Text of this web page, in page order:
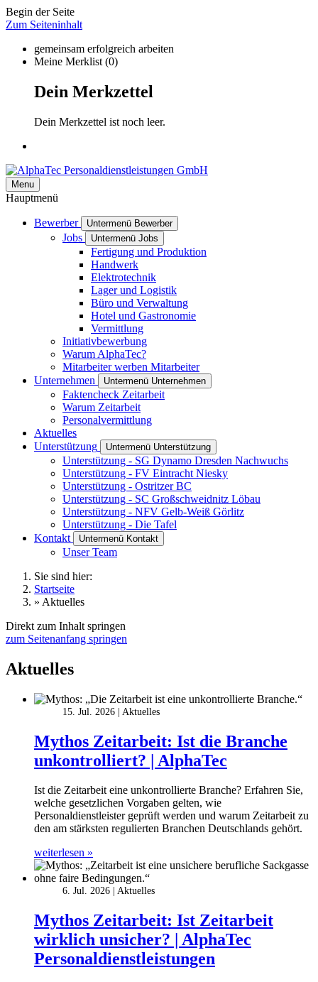
Begin der Seite
Zum Seiteninhalt
gemeinsam erfolgreich arbeiten
Meine Merklist (0)
Dein Merkzettel
Dein Merkzettel ist noch leer.
Menu
Hauptmenü
Bewerber Untermenü Bewerber
Jobs Untermenü Jobs
Fertigung und Produktion
Handwerk
Elektrotechnik
Lager und Logistik
Büro und Verwaltung
Hotel und Gastronomie
Vermittlung
Initiativbewerbung
Warum AlphaTec?
Mitarbeiter werben Mitarbeiter
Unternehmen
Untermenü Unternehmen
Faktencheck Zeitarbeit
Warum Zeitarbeit
Personalvermittlung
Aktuelles
Unterstützung
Untermenü Unterstützung
Unterstützung - SG Dynamo Dresden Nachwuchs
Unterstützung - FV Eintracht Niesky
Unterstützung - Ostritzer BC
Unterstützung - SC Großschweidnitz Löbau
Unterstützung - NFV Gelb-Weiß Görlitz
Unterstützung - Die Tafel
Kontakt
Untermenü Kontakt
Unser Team
Sie sind hier:
Startseite
» Aktuelles
Direkt zum Inhalt springen
zum Seitenanfang springen
Aktuelles
15. Jul. 2026 Aktuelles
Mythos Zeitarbeit: Ist die Branche
unkontrolliert? | AlphaTec
Ist die Zeitarbeit eine unkontrollierte Branche? Erfahren Sie,
welche gesetzlichen Vorgaben gelten, wie
Personaldienstleister geprüft werden und warum Zeitarbeit zu
den am stärksten regulierten Branchen Deutschlands gehört.
weiterlesen »
6. Jul. 2026 Aktuelles
Mythos Zeitarbeit: Ist Zeitarbeit
wirklich unsicher? | AlphaTec
Personaldienstleistungen